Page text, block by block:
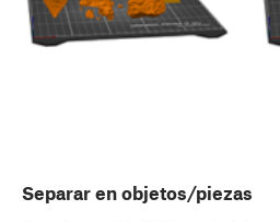
Separar en objetos/piezas